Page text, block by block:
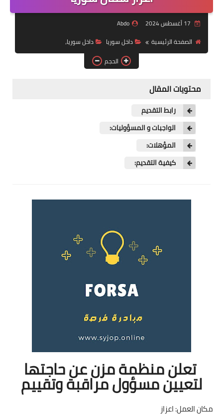
فرص عمل داخل سوريا
فرص عمل في العراق
فرص عمل في اليمن
Abdo
الصفحة الرئيسية
داخل سوريا
داخل سوريا،
الحجم
محتويات المقال
رابط التقديم
الواجبات و المسؤوليات:
المؤهلات:
كيفية التقديم:
تعلن منظمة مزن عن حاجتها
لتعيين مسؤول مراقبة وتقييم
مكان العمل: اعزاز